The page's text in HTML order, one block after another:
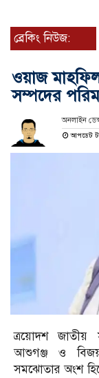
ব্রেকিং নিউজ:
ওয়াজ
সম্পদের
অনলাইন
আপডেট
ত্রয়োদশ জাতীয়
আশুগঞ্জ ও
সমঝোতার অংশ